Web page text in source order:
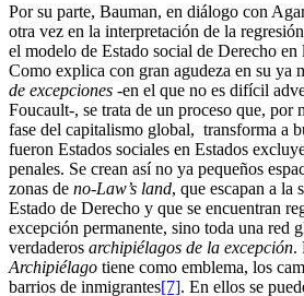
Por su parte, Bauman, en diálogo con
otra vez en la interpretación de la
el modelo de Estado social de Derecho en
Como explica con gran agudeza en su ya
de excepciones -en el que no es difícil
Foucault-, se trata de un proceso que, por
fase del capitalismo global, transforma a
fueron Estados sociales en Estados
penales. Se crean así no ya pequeños
zonas de no-Law’s land, que escapan a la
Estado de Derecho y que se encuentran
excepción permanente, sino toda una red
verdaderos archipiélagos de la excepción.
Archipiélago tiene como emblema, los
barrios de inmigrantes[7]. En ellos se